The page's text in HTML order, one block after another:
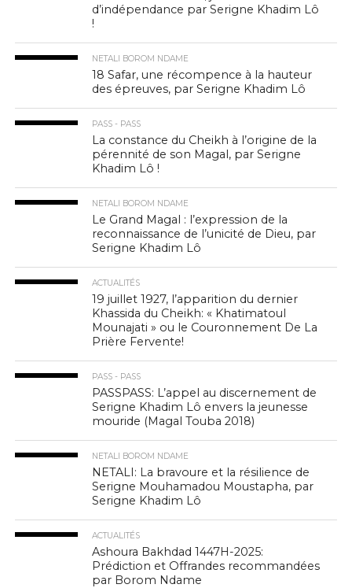
d’indépendance par Serigne Khadim Lô
!
NETALI BOROM NDAME
18 Safar, une récompence à la hauteur
des épreuves, par Serigne Khadim Lô
PASS - PASS
La constance du Cheikh à l’origine de la
pérennité de son Magal, par Serigne
Khadim Lô !
NETALI BOROM NDAME
Le Grand Magal : l’expression de la
reconnaissance de l’unicité de Dieu, par
Serigne Khadim Lô
ACTUALITÉS
19 juillet 1927, l’apparition du dernier
Khassida du Cheikh: « Khatimatoul
Mounajati » ou le Couronnement De La
Prière Fervente!
PASS - PASS
PASSPASS: L’appel au discernement de
Serigne Khadim Lô envers la jeunesse
mouride (Magal Touba 2018)
NETALI BOROM NDAME
NETALI: La bravoure et la résilience de
Serigne Mouhamadou Moustapha, par
Serigne Khadim Lô
ACTUALITÉS
Ashoura Bakhdad 1447H-2025:
Prédiction et Offrandes recommandées
par Borom Ndame